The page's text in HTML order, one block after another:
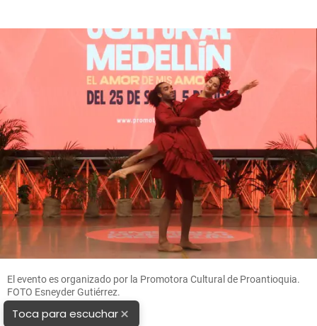
El evento es organizado por la Promotora Cultural de Proantioquia.
FOTO Esneyder Gutiérrez.
Toca para escuchar×